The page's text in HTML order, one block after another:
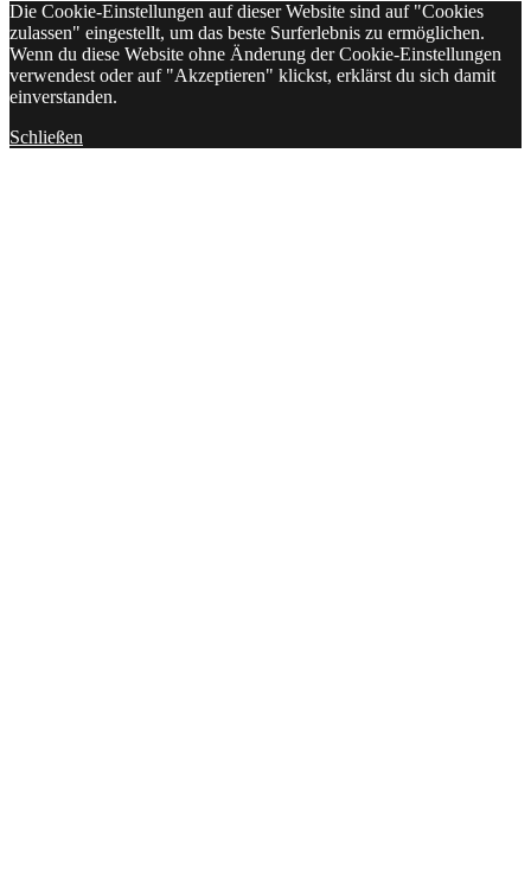
Die Cookie-Einstellungen auf dieser Website sind auf "Cookies
zulassen" eingestellt, um das beste Surferlebnis zu ermöglichen.
Wenn du diese Website ohne Änderung der Cookie-Einstellungen
verwendest oder auf "Akzeptieren" klickst, erklärst du sich damit
einverstanden.
Schließen